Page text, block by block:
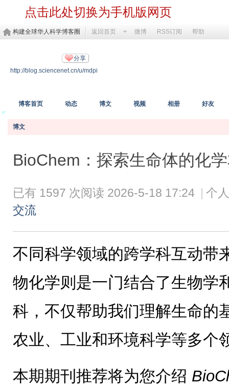
点击此处切换为手机版网页
构建全球华人科学博客圈 返回首页 微博 RSS订阅 帮助
分享
http://blog.sciencenet.cn/u/mdpi
博客首页 动态 博文 视频 相册 好友
博文
BioChem：探索生命体的化
已有 1597 次阅读 2026-5-18 17:24
个
交流
不同科学领域的跨学科互动带
物化学则是一门结合了生物学
科，不仅帮助我们理解生命的
农业、工业和环境科学等多个
本期期刊推荐将为您介绍